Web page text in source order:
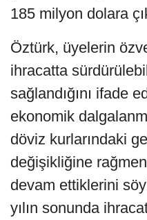
185 milyon dolara
Öztürk, üyelerin
ihracatta
sağlandığını ifade
ekonomik
döviz kurlarındaki
değişikliğine
devam ettiklerini
yılın sonunda